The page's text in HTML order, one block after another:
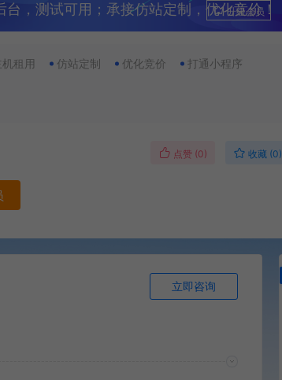
台，测试可用；承接仿站定制，优化竞价！
升级会员
机租用 仿站定制 优化竞价 打通小程序
点赞 (0) 收藏 (0)
立即咨询